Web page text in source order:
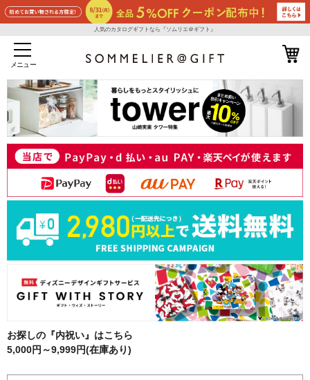
人気のカタログギフトなら『ソムリエ＠ギフト』
メニュー
お探しの『内祝い』はこちら
5,000円～9,999円(在庫あり)